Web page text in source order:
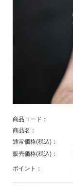
商品コード：
商品名：
通常価格(税込)：
販売価格(税込)：
ポイント：